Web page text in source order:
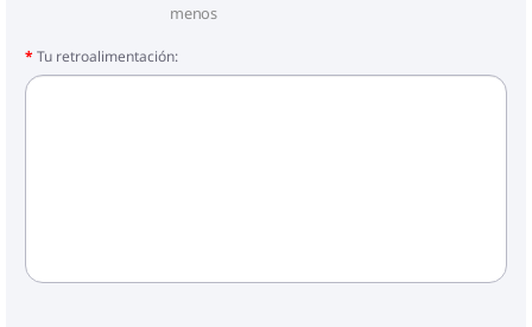
menos
Tu retroalimentación: